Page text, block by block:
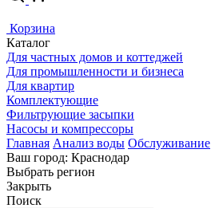
Корзина
Каталог
Для частных домов и коттеджей
Для промышленности и бизнеса
Для квартир
Комплектующие
Фильтрующие засыпки
Насосы и компрессоры
Главная Анализ воды Обслуживание
Ваш город: Краснодар
Выбрать регион
Закрыть
Поиск